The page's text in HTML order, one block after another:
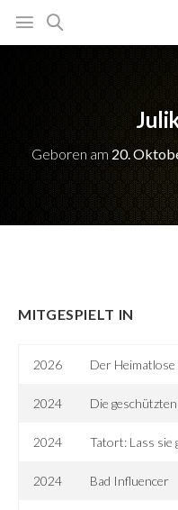
Geboren am 20.
MITGESPIELT IN
2026 Der Heimatlose
2024 Die
2024 Tatort: Lass sie
2024 Bad Influencer